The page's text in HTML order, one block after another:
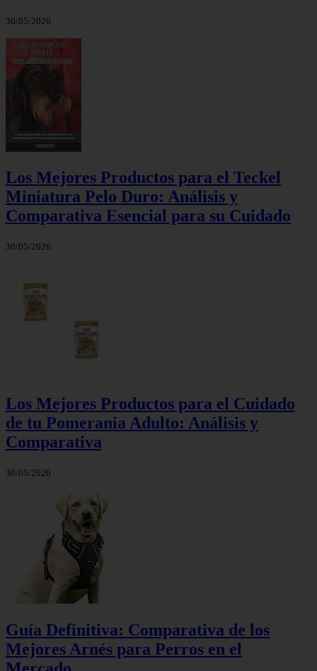
30/05/2026
Los Mejores Productos para el Teckel
Miniatura Pelo Duro: Análisis y
Comparativa Esencial para su Cuidado
30/05/2026
Los Mejores Productos para el Cuidado
de tu Pomerania Adulto: Análisis y
Comparativa
30/05/2026
Guía Definitiva: Comparativa de los
Mejores Arnés para Perros en el